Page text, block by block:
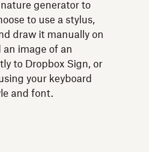
generator to
to use a stylus,
draw it manually on
an image of an
to Dropbox Sign, or
your keyboard
and font.